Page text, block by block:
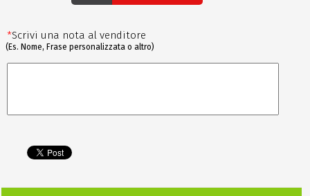
*Scrivi una nota al venditore
(Es. Nome, Frase personalizzata o altro)